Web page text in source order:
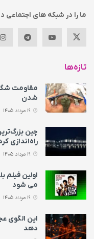
ما را در شبکه های اجتماعی
تازه‌ها
شدن
راه‌اندازی
اولین
می‌ شود
این الگوی
دهد